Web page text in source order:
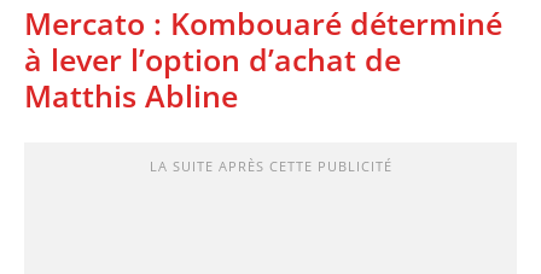
Mercato : Kombouaré déterminé
à lever l’option d’achat de
Matthis Abline
LA SUITE APRÈS CETTE PUBLICITÉ